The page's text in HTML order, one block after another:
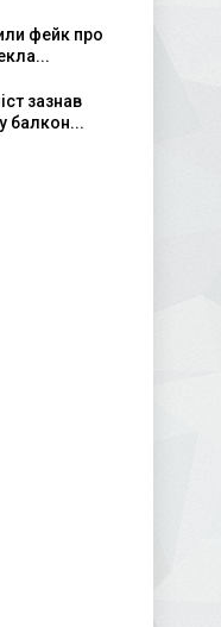
фейк про
зазнав
балкон...